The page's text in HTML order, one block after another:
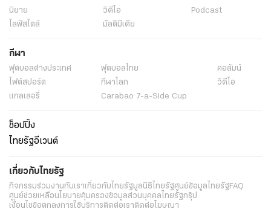
นิยาย
วิดีโอ
Podcast
ไลฟ์สไตล์
มัลติมีเดีย
กีฬา
ฟุตบอลต่่างประเทศ ฟุตบอลไทย
คอลัมน์
ไฟต์สปอร์ต
กีฬาโลก
วิดีโอ
แกลเลอรี่
Carabao 7-a-Side Cup
ช็อปปิ้ง
ไทยรัฐอีเวนต์
เกี่ยวกับไทยรัฐ
กิจกรรมร่วมงานกับเราเกี่ยวกับไทยรัฐมูลนิธิไทยรัฐศูนย์ข้อมูลไทยรัฐFAQ
ศูนย์ช่วยเหลือนโยบายคุ้มครองข้อมูลส่วนบุคคลไทยรัฐกรุ๊ป
เงื่อนไขข้อตกลงการใช้บริการติดต่อเราติดต่อโฆษณา